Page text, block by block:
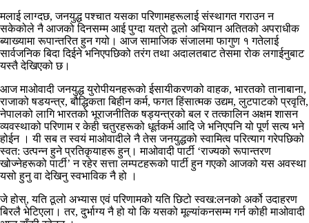
मलाई लाग्दछ, जनयुद्ध पश्चात यसका परिणामहरूलाई संस्थागत गराउन न
सकेकोले नै आजको दिनसम्म आई पुग्दा यत्रो ठूलो अभियान अतितको अपराधीक
ब्याख्यामा रूपान्तरित हुन गयो। आज सामाजिक संजालमा फागुण १ गतेलाई
सार्वजनिक बिदा दिईने भनिएपछिको तरंग तथा अदालतबाट तेसमा रोक लगाईनुबाट
यस्तै देखिएको छ।
आज माओवादी जनयुद्ध युरोपीयनहरूको ईसायीकरणको वाहक, भारतको तानाबाना,
राजाको षडयन्त्र, बौद्धिकता बिहीन कर्म, फगत हिंसात्मक उद्यम, लुटपाटको प्रवृति,
नेपालको लागि भारतको भूराजनीतिक षड्यन्त्रको बल र तत्कालिन अक्षम शासन
व्यवस्थाको परिणाम र केही चतुरहरूको धूर्तकर्म आदि जे भनिएपनि यो पूर्ण सत्य भने
होईन । यी सब त स्वयं माओवादीले नै तेस जनयुद्धको स्वामित्व परित्याग गरेपछिको
स्वत: उत्पन्न हुने प्रतिकृयाहरू हुन्। माओवादी पार्टी ‘राज्यको रूपान्तरण
खोज्नेहरूको पार्टी’ न रहेर सत्ता लम्पटहरूको पार्टी हुन गएको आजको यस अवस्था
यसो हुनु वा देखिनु स्वभाविक नै हो ।
जे होस्, यति ठूलो अभ्यास एवं परिणामको यति छिटो स्वख:लनको अर्को उदाहरण
बिरलै भेटिएला। तर, दुर्भाग्य नै हो यो कि यसको मूल्यांकनसम्म गर्न कोही माओवादी